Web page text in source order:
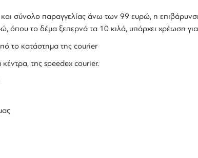
και σύνολο παραγγελίας άνω των 99 ευρώ, η
όπου το δέμα ξεπερνά τα 10 κιλά, υπάρχει χρέωση
το κατάστημα της courier
κέντρα, της speedex courier.